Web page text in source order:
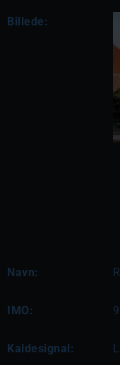
Billede:
Navn:
IMO:
Kaldesignal: